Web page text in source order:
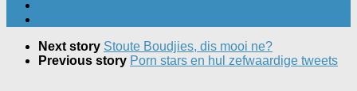
Next story Stoute Boudjies, dis mooi ne?
Previous story Porn stars en hul zefwaardige tweets